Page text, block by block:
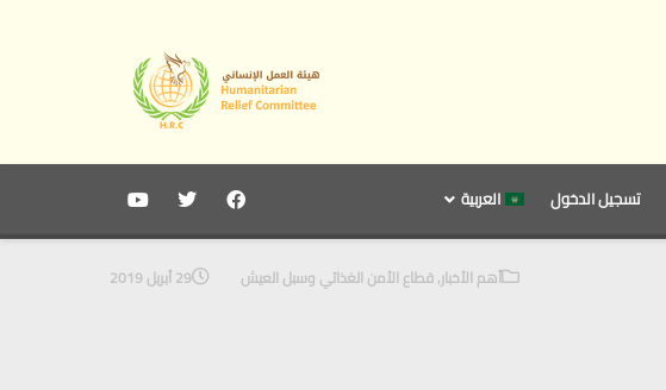
تسجيل الدخول العربية
29 أبريل 2019 أهم الأخبار,قطاع الأمن الغذائي وسبل العيش